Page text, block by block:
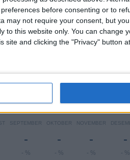
before consenting or to
may not require your consent, but
to this website only. You can change
site and clicking the "Privacy" button
rangering
UKEDAG
1
50%
1
50%
-
SEPTEMBER
-
- %
OKTOBER
-
- %
NOVEMBER
-
- %
-
- %